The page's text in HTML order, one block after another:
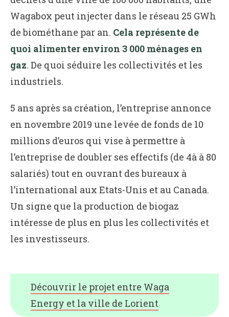
Wagabox peut injecter dans le réseau 25 GWh
de biométhane par an. Cela représente de
quoi alimenter environ 3 000 ménages en
gaz. De quoi séduire les collectivités et les
industriels.
5 ans après sa création, l’entreprise annonce
en novembre 2019 une levée de fonds de 10
millions d’euros qui vise à permettre à
l’entreprise de doubler ses effectifs (de 4à à 80
salariés) tout en ouvrant des bureaux à
l’international aux Etats-Unis et au Canada.
Un signe que la production de biogaz
intéresse de plus en plus les collectivités et
les investisseurs.
Découvrir le projet entre Waga
Energy et la ville de Lorient